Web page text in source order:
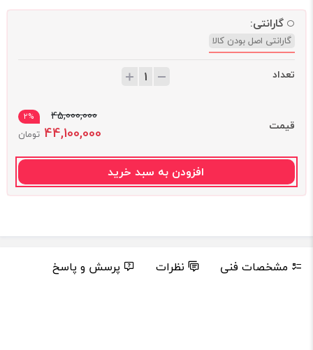
گارانتی:
گارانتی اصل بودن کالا
تعداد
قیمت
45,000,000
2%
44,100,000 تومان
افزودن به سبد خرید
مشخصات فنی نظرات پرسش و پاسخ